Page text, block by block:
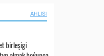
ÄHLISI
birleşigi